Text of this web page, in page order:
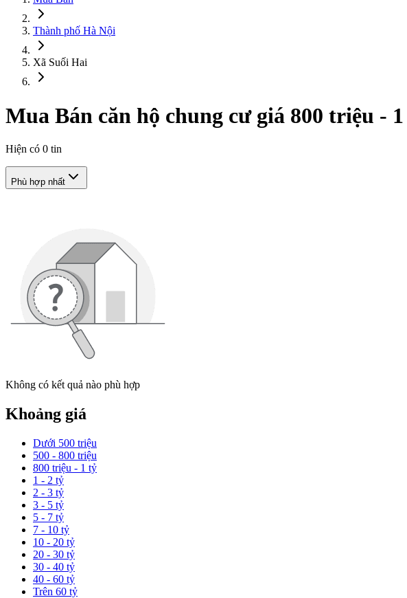
Thành phố Hà Nội
Xã Suối Hai
Mua Bán căn hộ chung cư giá 800 triệu -
Hiện có 0 tin
Phù hợp nhất
Không có kết quả nào phù hợp
Khoảng giá
Dưới 500 triệu
500 - 800 triệu
800 triệu - 1 tỷ
1 - 2 tỷ
2 - 3 tỷ
3 - 5 tỷ
5 - 7 tỷ
7 - 10 tỷ
10 - 20 tỷ
20 - 30 tỷ
30 - 40 tỷ
40 - 60 tỷ
Trên 60 tỷ